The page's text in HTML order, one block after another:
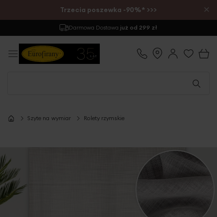
Trzecia poszewka -90%* >>> ×
Darmowa Dostawa już od 299 zł
Szyte na wymiar Rolety rzymskie
na
koniec
galerii